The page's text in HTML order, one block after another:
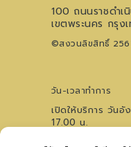
100 ถนนราชดำเ
เขตพระนคร กรุง
©สงวนลิขสิทธิ์
วัน-เวลาทำการ
เปิดให้บริการ วัน
17.00 น.